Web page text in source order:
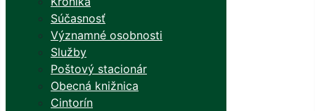
Súčasnosť
Významné osobnosti
Služby
Poštový stacionár
Obecná knižnica
Cintorín